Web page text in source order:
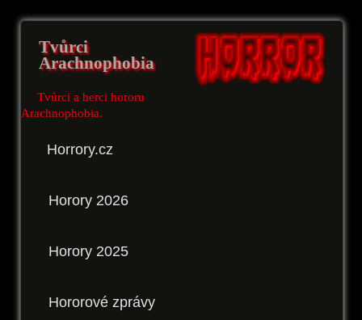
Tvůrci
Arachnophobia
Tvůrci a herci hororu
Arachnophobia.
Horrory.cz
Horory 2026
Horory 2025
Hororové zprávy